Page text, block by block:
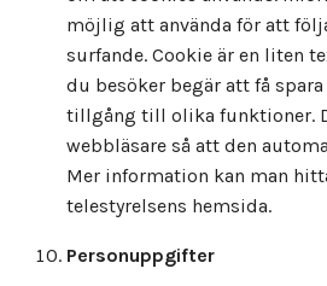
möjlig att använda för att
surfande. Cookie är en liten
du besöker begär att få
tillgång till olika funktioner.
webbläsare så att den
Mer information kan man
telestyrelsens hemsida.
Personuppgifter